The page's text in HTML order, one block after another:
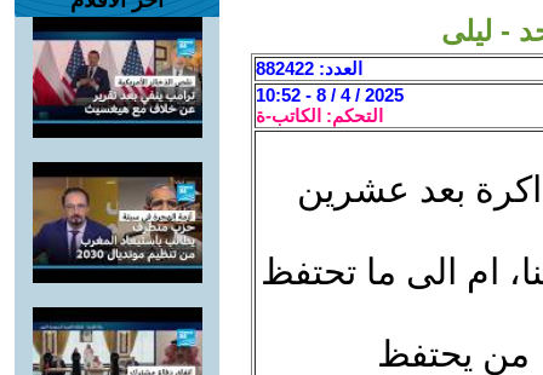
- ليلى
العدد: 882422
2025 / 4 / 8 - 10:52
التحكم: الكاتب-ة
بعد عشرين
ام الى ما تحتفظ
من يحتفظ